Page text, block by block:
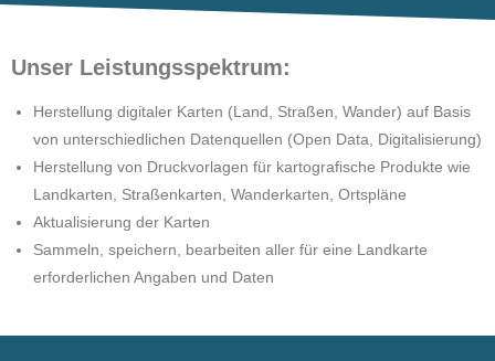
Unser Leistungsspektrum:
Herstellung digitaler Karten (Land, Straßen, Wander) auf Basis
von unterschiedlichen Datenquellen (Open Data, Digitalisierung)
Herstellung von Druckvorlagen für kartografische Produkte wie
Landkarten, Straßenkarten, Wanderkarten, Ortspläne
Aktualisierung der Karten
Sammeln, speichern, bearbeiten aller für eine Landkarte
erforderlichen Angaben und Daten